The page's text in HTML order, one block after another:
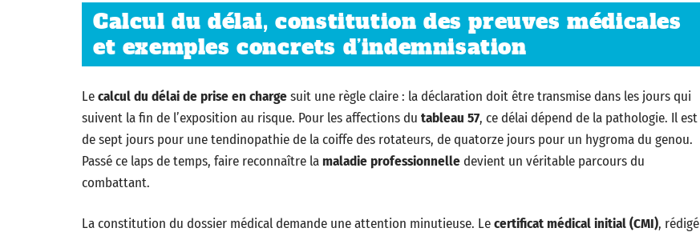
Calcul du délai, constitution des preuves médicales
et exemples concrets d’indemnisation
Lecalcul du délai de prise en chargesuit une règle claire : la déclaration doit être transmise dans les jours qui
suivent la fin de l’exposition au risque. Pour les affections du tableau 57, ce délai dépend de la pathologie. Il est
de sept jours pour une tendinopathie de la coiffe des rotateurs, de quatorze jours pour un hygroma du genou.
Passé ce laps de temps, faire reconnaître lamaladie professionnelledevient un véritable parcours du
combattant.
La constitution du dossier médical demande une attention minutieuse. Lecertificat médical initial (CMI), rédigé